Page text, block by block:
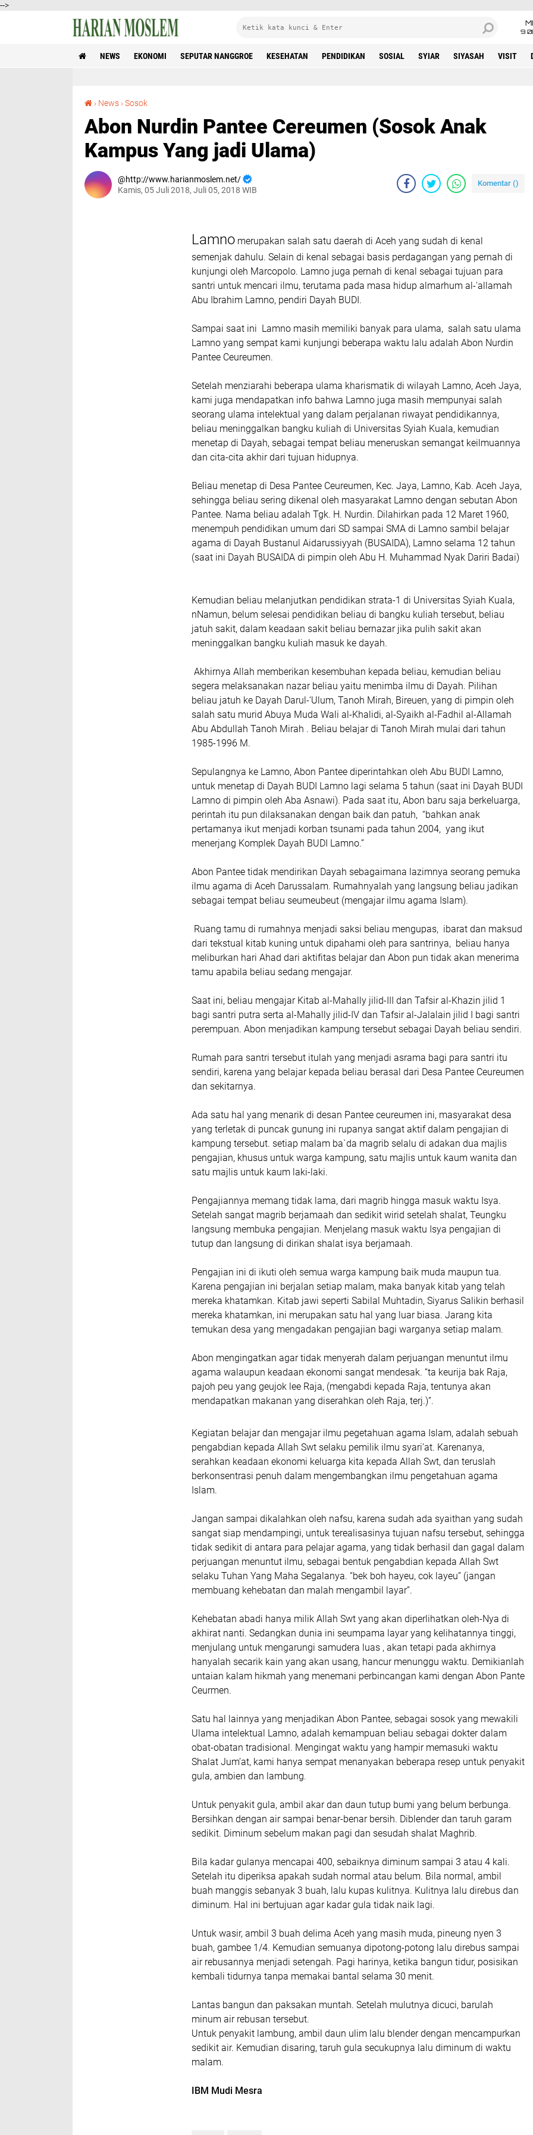
-->
9
NEWS EKONOMI SEPUTAR NANGGROE KESEHATAN PENDIDIKAN SOSIAL SYIAR SIYASAH VISIT
› News ›Sosok
Abon Nurdin Pantee Cereumen (Sosok Anak
Kampus Yang jadi Ulama)
http://www.harianmoslem.net/
Kamis, 05 Juli 2018, Juli 05, 2018 WIB
Komentar ()
Lamno merupakan salah satu daerah di Aceh yang sudah di kenal
semenjak dahulu. Selain di kenal sebagai basis perdagangan yang pernah di
kunjungi oleh Marcopolo. Lamno juga pernah di kenal sebagai tujuan para
santri untuk mencari ilmu, terutama pada masa hidup almarhum al-'allamah
Abu Ibrahim Lamno, pendiri Dayah BUDI.
Sampai saat ini Lamno masih memiliki banyak para ulama, salah satu ulama
Lamno yang sempat kami kunjungi beberapa waktu lalu adalah Abon Nurdin
Pantee Ceureumen.
Setelah menziarahi beberapa ulama kharismatik di wilayah Lamno, Aceh Jaya,
kami juga mendapatkan info bahwa Lamno juga masih mempunyai salah
seorang ulama intelektual yang dalam perjalanan riwayat pendidikannya,
beliau meninggalkan bangku kuliah di Universitas Syiah Kuala, kemudian
menetap di Dayah, sebagai tempat beliau meneruskan semangat keilmuannya
dan cita-cita akhir dari tujuan hidupnya.
Beliau menetap di Desa Pantee Ceureumen, Kec. Jaya, Lamno, Kab. Aceh Jaya,
sehingga beliau sering dikenal oleh masyarakat Lamno dengan sebutan Abon
Pantee. Nama beliau adalah Tgk. H. Nurdin. Dilahirkan pada 12 Maret 1960,
menempuh pendidikan umum dari SD sampai SMA di Lamno sambil belajar
agama di Dayah Bustanul Aidarussiyyah (BUSAIDA), Lamno selama 12 tahun
(saat ini Dayah BUSAIDA di pimpin oleh Abu H. Muhammad Nyak Dariri Badai)
Kemudian beliau melanjutkan pendidikan strata-1 di Universitas Syiah Kuala,
nNamun, belum selesai pendidikan beliau di bangku kuliah tersebut, beliau
jatuh sakit, dalam keadaan sakit beliau bernazar jika pulih sakit akan
meninggalkan bangku kuliah masuk ke dayah.
Akhirnya Allah memberikan kesembuhan kepada beliau, kemudian beliau
segera melaksanakan nazar beliau yaitu menimba ilmu di Dayah. Pilihan
beliau jatuh ke Dayah Darul-‘Ulum, Tanoh Mirah, Bireuen, yang di pimpin oleh
salah satu murid Abuya Muda Wali al-Khalidi, al-Syaikh al-Fadhil al-Allamah
Abu Abdullah Tanoh Mirah . Beliau belajar di Tanoh Mirah mulai dari tahun
1985-1996 M.
Sepulangnya ke Lamno, Abon Pantee diperintahkan oleh Abu BUDI Lamno,
untuk menetap di Dayah BUDI Lamno lagi selama 5 tahun (saat ini Dayah BUDI
Lamno di pimpin oleh Aba Asnawi). Pada saat itu, Abon baru saja berkeluarga,
perintah itu pun dilaksanakan dengan baik dan patuh, “bahkan anak
pertamanya ikut menjadi korban tsunami pada tahun 2004, yang ikut
menerjang Komplek Dayah BUDI Lamno.”
Abon Pantee tidak mendirikan Dayah sebagaimana lazimnya seorang pemuka
ilmu agama di Aceh Darussalam. Rumahnyalah yang langsung beliau jadikan
sebagai tempat beliau seumeubeut (mengajar ilmu agama Islam).
Ruang tamu di rumahnya menjadi saksi beliau mengupas, ibarat dan maksud
dari tekstual kitab kuning untuk dipahami oleh para santrinya, beliau hanya
meliburkan hari Ahad dari aktifitas belajar dan Abon pun tidak akan menerima
tamu apabila beliau sedang mengajar.
Saat ini, beliau mengajar Kitab al-Mahally jilid-III dan Tafsir al-Khazin jilid 1
bagi santri putra serta al-Mahally jilid-IV dan Tafsir al-Jalalain jilid I bagi santri
perempuan. Abon menjadikan kampung tersebut sebagai Dayah beliau sendiri.
Rumah para santri tersebut itulah yang menjadi asrama bagi para santri itu
sendiri, karena yang belajar kepada beliau berasal dari Desa Pantee Ceureumen
dan sekitarnya.
Ada satu hal yang menarik di desan Pantee ceureumen ini, masyarakat desa
yang terletak di puncak gunung ini rupanya sangat aktif dalam pengajian di
kampung tersebut. setiap malam ba`da magrib selalu di adakan dua majlis
pengajian, khusus untuk warga kampung, satu majlis untuk kaum wanita dan
satu majlis untuk kaum laki-laki.
Pengajiannya memang tidak lama, dari magrib hingga masuk waktu Isya.
Setelah sangat magrib berjamaah dan sedikit wirid setelah shalat, Teungku
langsung membuka pengajian. Menjelang masuk waktu Isya pengajian di
tutup dan langsung di dirikan shalat isya berjamaah.
Pengajian ini di ikuti oleh semua warga kampung baik muda maupun tua.
Karena pengajian ini berjalan setiap malam, maka banyak kitab yang telah
mereka khatamkan. Kitab jawi seperti Sabilal Muhtadin, Siyarus Salikin berhasil
mereka khatamkan, ini merupakan satu hal yang luar biasa. Jarang kita
temukan desa yang mengadakan pengajian bagi warganya setiap malam.
Abon mengingatkan agar tidak menyerah dalam perjuangan menuntut ilmu
agama walaupun keadaan ekonomi sangat mendesak. “ta keurija bak Raja,
pajoh peu yang geujok lee Raja, (mengabdi kepada Raja, tentunya akan
mendapatkan makanan yang diserahkan oleh Raja, terj.)”.
Kegiatan belajar dan mengajar ilmu pegetahuan agama Islam, adalah sebuah
pengabdian kepada Allah Swt selaku pemilik ilmu syari’at. Karenanya,
serahkan keadaan ekonomi keluarga kita kepada Allah Swt, dan teruslah
berkonsentrasi penuh dalam mengembangkan ilmu pengetahuan agama
Islam.
Jangan sampai dikalahkan oleh nafsu, karena sudah ada syaithan yang sudah
sangat siap mendampingi, untuk terealisasinya tujuan nafsu tersebut, sehingga
tidak sedikit di antara para pelajar agama, yang tidak berhasil dan gagal dalam
perjuangan menuntut ilmu, sebagai bentuk pengabdian kepada Allah Swt
selaku Tuhan Yang Maha Segalanya. “bek boh hayeu, cok layeu” (jangan
membuang kehebatan dan malah mengambil layar”.
Kehebatan abadi hanya milik Allah Swt yang akan diperlihatkan oleh-Nya di
akhirat nanti. Sedangkan dunia ini seumpama layar yang kelihatannya tinggi,
menjulang untuk mengarungi samudera luas , akan tetapi pada akhirnya
hanyalah secarik kain yang akan usang, hancur menunggu waktu. Demikianlah
untaian kalam hikmah yang menemani perbincangan kami dengan Abon Pante
Ceurmen.
Satu hal lainnya yang menjadikan Abon Pantee, sebagai sosok yang mewakili
Ulama intelektual Lamno, adalah kemampuan beliau sebagai dokter dalam
obat-obatan tradisional. Mengingat waktu yang hampir memasuki waktu
Shalat Jum’at, kami hanya sempat menanyakan beberapa resep untuk penyakit
gula, ambien dan lambung.
Untuk penyakit gula, ambil akar dan daun tutup bumi yang belum berbunga.
Bersihkan dengan air sampai benar-benar bersih. Diblender dan taruh garam
sedikit. Diminum sebelum makan pagi dan sesudah shalat Maghrib.
Bila kadar gulanya mencapai 400, sebaiknya diminum sampai 3 atau 4 kali.
Setelah itu diperiksa apakah sudah normal atau belum. Bila normal, ambil
buah manggis sebanyak 3 buah, lalu kupas kulitnya. Kulitnya lalu direbus dan
diminum. Hal ini bertujuan agar kadar gula tidak naik lagi.
Untuk wasir, ambil 3 buah delima Aceh yang masih muda, pineung nyen 3
buah, gambee 1/4. Kemudian semuanya dipotong-potong lalu direbus sampai
air rebusannya menjadi setengah. Pagi harinya, ketika bangun tidur, posisikan
kembali tidurnya tanpa memakai bantal selama 30 menit.
Lantas bangun dan paksakan muntah. Setelah mulutnya dicuci, barulah
minum air rebusan tersebut.
Untuk penyakit lambung, ambil daun ulim lalu blender dengan mencampurkan
sedikit air. Kemudian disaring, taruh gula secukupnya lalu diminum di waktu
malam.
IBM Mudi Mesra